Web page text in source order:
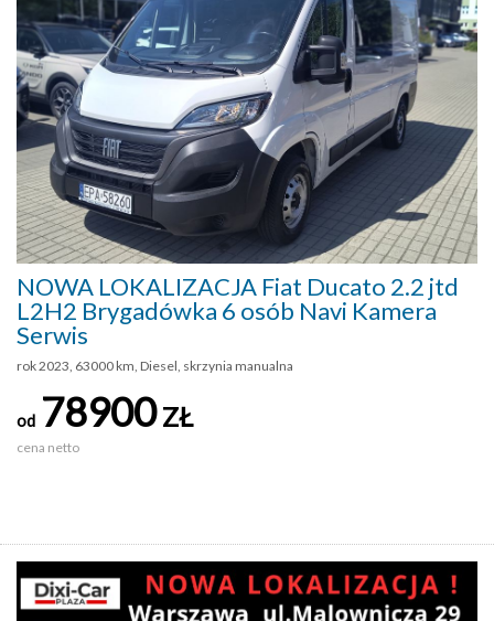
NOWA LOKALIZACJA Fiat Ducato 2.2 jtd
L2H2 Brygadówka 6 osób Navi Kamera
Serwis
rok 2023, 63000 km, Diesel, skrzynia manualna
od 78900ZŁ
cena netto